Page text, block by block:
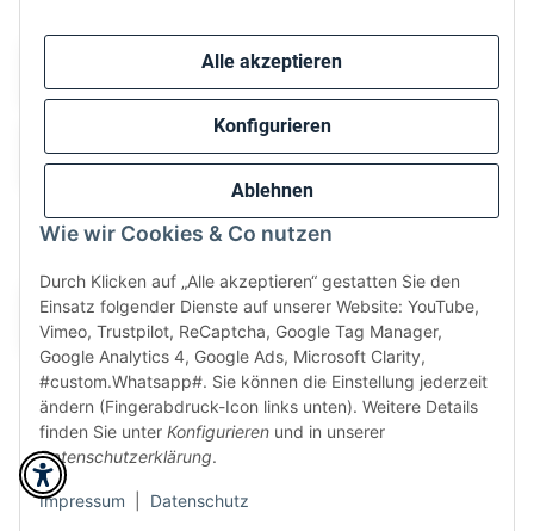
Alle akzeptieren
Konfigurieren
Ablehnen
Wie wir Cookies & Co nutzen
Durch Klicken auf „Alle akzeptieren“ gestatten Sie den
Einsatz folgender Dienste auf unserer Website: YouTube,
Vimeo, Trustpilot, ReCaptcha, Google Tag Manager,
Google Analytics 4, Google Ads, Microsoft Clarity,
#custom.Whatsapp#. Sie können die Einstellung jederzeit
ändern (Fingerabdruck-Icon links unten). Weitere Details
finden Sie unter Konfigurieren und in unserer
Datenschutzerklärung.
Impressum Datenschutz
Wir versenden via:
* Alle Preise inkl. gesetzlicher USt., zzgl.